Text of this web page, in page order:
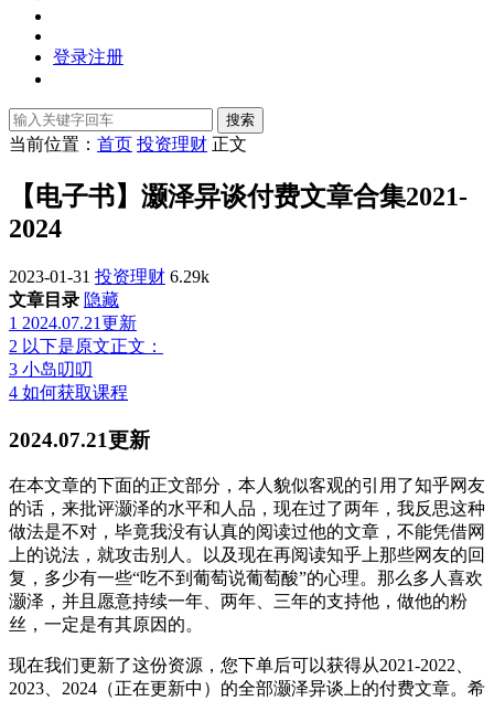
登录注册
搜索
当前位置： 首页 投资理财 正文
【电子书】灏泽异谈付费文章合集2021-
2024
2023-01-31 投资理财 6.29k
文章目录 隐藏
1 2024.07.21更新
2 以下是原文正文：
3 小岛叨叨
4 如何获取课程
2024.07.21更新
在本文章的下面的正文部分，本人貌似客观的引用了知乎网友
的话，来批评灏泽的水平和人品，现在过了两年，我反思这种
做法是不对，毕竟我没有认真的阅读过他的文章，不能凭借网
上的说法，就攻击别人。以及现在再阅读知乎上那些网友的回
复，多少有一些“吃不到葡萄说葡萄酸”的心理。那么多人喜欢
灏泽，并且愿意持续一年、两年、三年的支持他，做他的粉
丝，一定是有其原因的。
现在我们更新了这份资源，您下单后可以获得从2021-2022、
2023、2024（正在更新中）的全部灏泽异谈上的付费文章。希